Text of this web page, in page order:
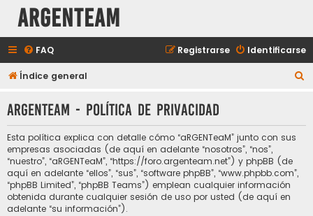
aRGENTeaM
FAQ Identificarse
Registrarse
Índice general
c
aRGENTeaM - Política de privacidad
Esta política explica con detalle cómo “aRGENTeaM” junto con sus
empresas asociadas (de aquí en adelante “nosotros”, “nos”,
“nuestro”, “aRGENTeaM”, “https://foro.argenteam.net”) y phpBB (de
aquí en adelante “ellos”, “sus”, “software phpBB”, “www.phpbb.com”,
“phpBB Limited”, “phpBB Teams”) emplean cualquier información
obtenida durante cualquier sesión de uso por usted (de aquí en
adelante “su información”).